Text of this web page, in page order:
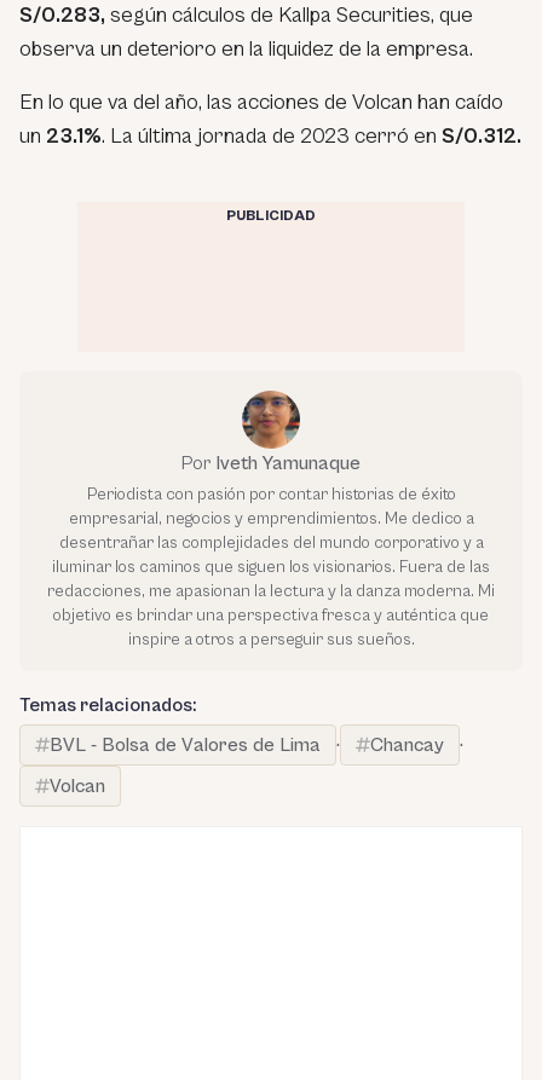
S/0.283, según cálculos de Kallpa Securities, que
observa un deterioro en la liquidez de la empresa.
En lo que va del año, las acciones de Volcan han caído
un 23.1%. La última jornada de 2023 cerró en S/0.312.
PUBLICIDAD
Por Iveth Yamunaque
Periodista con pasión por contar historias de éxito
empresarial, negocios y emprendimientos. Me dedico a
desentrañar las complejidades del mundo corporativo y a
iluminar los caminos que siguen los visionarios. Fuera de las
redacciones, me apasionan la lectura y la danza moderna. Mi
objetivo es brindar una perspectiva fresca y auténtica que
inspire a otros a perseguir sus sueños.
Temas relacionados:
BVL - Bolsa de Valores de Lima
· Chancay
·
Volcan